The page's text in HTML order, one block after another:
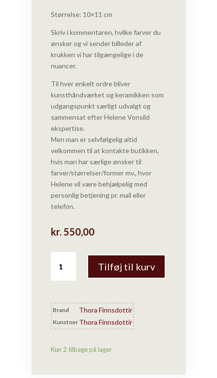
Størrelse: 10×11 cm
Skriv i kommentaren, hvilke farver du
ønsker og vi sender billeder af
krukken vi har tilgængelige i de
nuancer.
Til hver enkelt ordre bliver
kunsthåndværket og keramikken som
udgangspunkt særligt udvalgt og
sammensat efter Helene Vonsild
ekspertise.
Men man er selvfølgelig altid
velkommen til at kontakte butikken,
hvis man har særlige ønsker til
farver/størrelser/former mv., hvor
Helene vil være behjælpelig med
personlig betjening pr. mail eller
telefon.
kr.550,00
Finnsdottir
KYS
Lågkrukke
pastelfarver
(medium)
Tilføj til kurv
Brand Thora Finnsdottir
Kunstner Thora Finnsdottir
Kun 2 tilbage på lager